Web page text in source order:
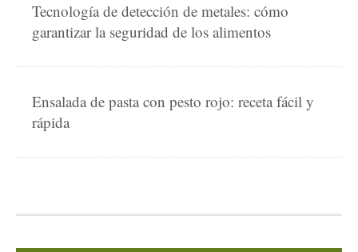
Tecnología de detección de metales: cómo
garantizar la seguridad de los alimentos
Ensalada de pasta con pesto rojo: receta fácil y
rápida